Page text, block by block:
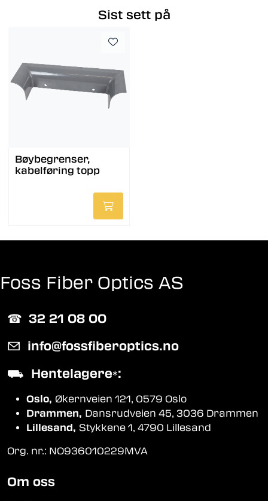
Sist sett på
Bøybegrenser,
kabelføring topp
Foss Fiber Optics AS
☎︎ 32 21 08 00
✉ info@fossfiberoptics.no
⛟ Hentelagere*:
Oslo, Økernveien 121, 0579 Oslo
Drammen, Dansrudveien 45, 3036 Drammen
Lillesand, Stykkene 1, 4790 Lillesand
Org. nr.: NO936010229MVA
Om oss